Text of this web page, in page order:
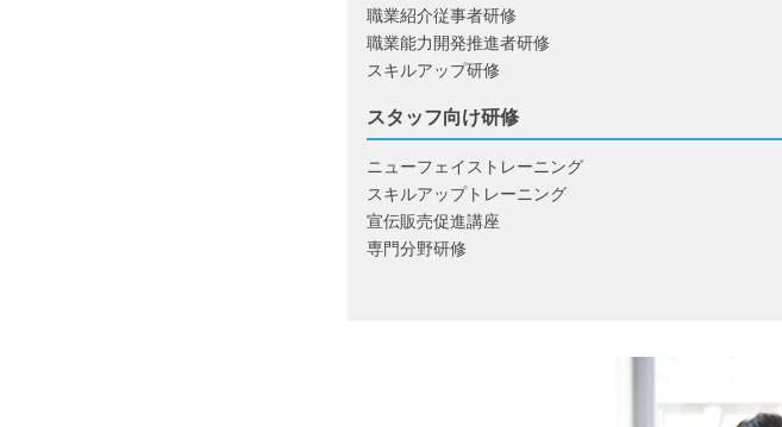
職業紹介従事者研修
職業能⼒開発推進者研修
スキルアップ研修
スタッフ向け研修
ニューフェイストレーニング
スキルアップトレーニング
宣伝販売促進講座
専⾨分野研修